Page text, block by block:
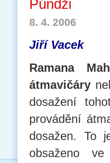
Púndži
8. 4. 2006
Jiří Vacek
Ramana
átmavičáry
dosažení
provádění
dosažen. To
obsaženo